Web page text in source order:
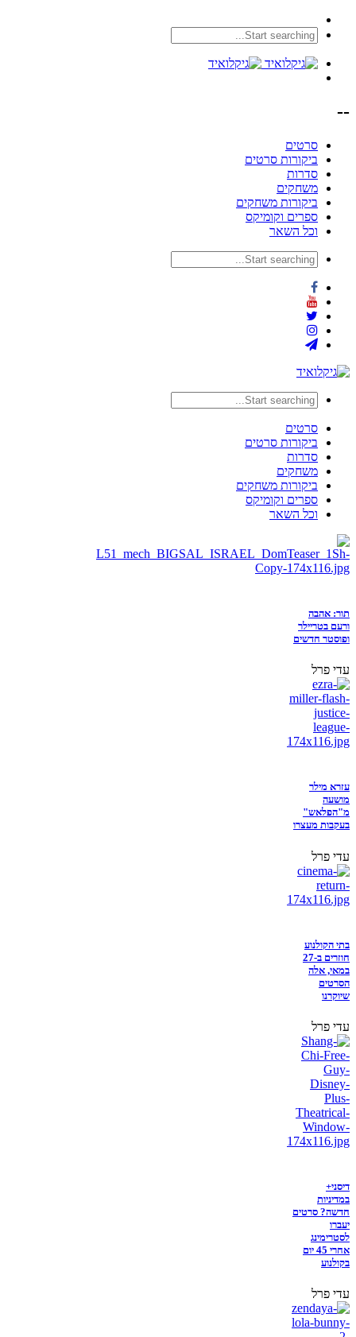
--
סרטים
ביקורות סרטים
סדרות
משחקים
ביקורות משחקים
ספרים וקומיקס
וכל השאר
סרטים
ביקורות סרטים
סדרות
משחקים
ביקורות משחקים
ספרים וקומיקס
וכל השאר
תור: אהבה
ורעם בטריילר
ופוסטר חדשים
עדי פרל
עזרא מילר
מושעה
מ"הפלאש"
בעקבות מעצרו
עדי פרל
בתי הקולנוע
חוזרים ב-27
במאי, אלה
הסרטים
שיוקרנו
עדי פרל
דיסני+
במדיניות
חדשה? סרטים
יעברו
לסטרימינג
אחרי 45 יום
בקולנוע
עדי פרל